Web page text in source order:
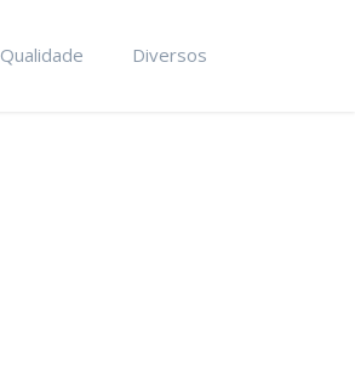
Qualidade Diversos